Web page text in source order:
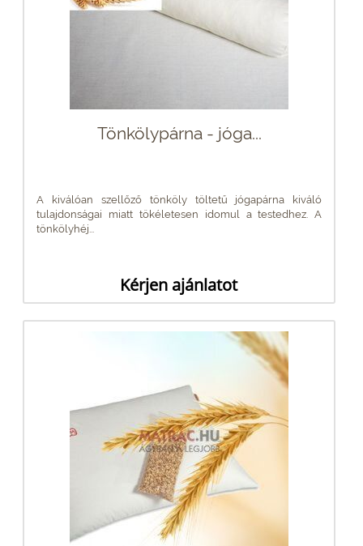
Tönkölypárna - jóga...
A kiválóan szellőző tönköly töltetű jógapárna kiváló
tulajdonságai miatt tökéletesen idomul a testedhez. A
tönkölyhéj...
Kérjen ajánlatot